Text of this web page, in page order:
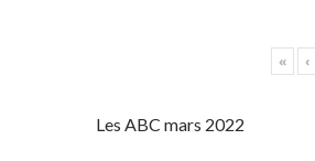
« ‹
Les ABC mars 2022